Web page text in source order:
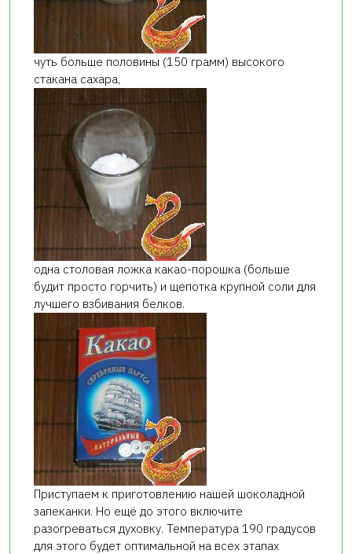
чуть больше половины (150 грамм) высокого
стакана сахара,
одна столовая ложка какао-порошка (больше
будит просто горчить) и щепотка крупной соли для
лучшего взбивания белков.
Приступаем к приготовлению нашей шоколадной
запеканки. Но ещё до этого включите
разогреваться духовку. Температура 190 градусов
для этого будет оптимальной на всех этапах